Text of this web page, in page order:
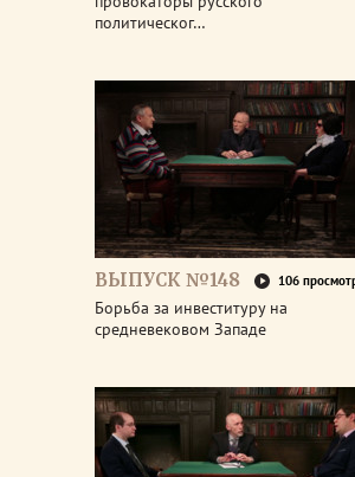
политическог…
ВЫПУСК №148 106
Борьба за инвеституру на
средневековом Западе